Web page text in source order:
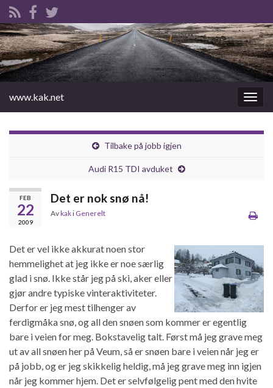
Slåu
av/på
www.kak.net
Tilbake på jobb igjen
Audi R15 TDI avduket
FEB
22
2009
Det er nok snø nå!
Avkaki Generelt
Det er vel ikke akkurat noen stor
hemmelighet at jeg ikke er noe særlig
glad i snø. Ikke står jeg på ski, aker eller
gjør andre typiske vinteraktiviteter.
Derfor er jeg mest tilhenger av
ferdigmåka snø, og all den snøen som kommer er egentlig
bare i veien for meg. Bokstavelig talt. Først må jeg grave meg
ut av all snøen her på Veum, så er snøen bare i veien når jeg er
på jobb, og er jeg skikkelig heldig, må jeg grave meg inn igjen
når jeg kommer hjem. Det er selvfølgelig pent med den hvite